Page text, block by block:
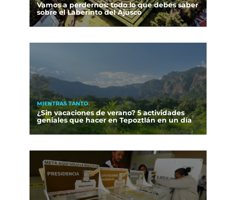
Vamos a perdernos: todo lo que debes saber
sobre el Laberinto del Ajusco
MIENTRAS TANTO
¿Sin vacaciones de verano? 5 actividades
geniales que hacer en Tepoztlán en un día